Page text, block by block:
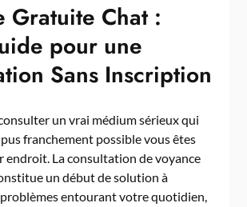
Gratuite Chat :
pour une
Sans Inscription
un vrai médium sérieux qui
franchement possible vous êtes
endroit. La consultation de voyance
un début de solution à
problèmes entourant votre quotidien,